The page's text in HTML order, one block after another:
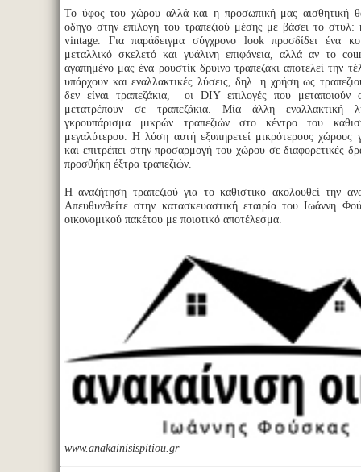
Το ύφος του χώρου αλλά και η προσωπική μας αισθητική
οδηγό στην επιλογή του τραπεζιού μέσης με βάσει το στυλ:
vintage. Για παράδειγμα σύγχρονο look προσδίδει ένα
μεταλλικό σκελετό και γυάλινη επιφάνεια, αλλά αν το
αγαπημένο μας ένα ρουστίκ δρύινο τραπεζάκι αποτελεί την
υπάρχουν και εναλλακτικές λύσεις, δηλ. η χρήση ως
δεν είναι τραπεζάκια, οι DIY επιλογές που μεταποιούν
μετατρέπουν σε τραπεζάκια. Μία άλλη εναλλακτική
γκρουπάρισμα μικρών τραπεζιών στο κέντρο του
μεγαλύτερου. Η λύση αυτή εξυπηρετεί μικρότερους χώρους
και επιτρέπει στην προσαρμογή του χώρου σε διαφορετικές
προσθήκη έξτρα τραπεζιών.
Η αναζήτηση τραπεζιού για το καθιστικό ακολουθεί την
Απευθυνθείτε στην κατασκευαστική εταιρία του Ιωάννη
οικονομικού πακέτου με ποιοτικό αποτέλεσμα.
www.anakainisispitiou.gr